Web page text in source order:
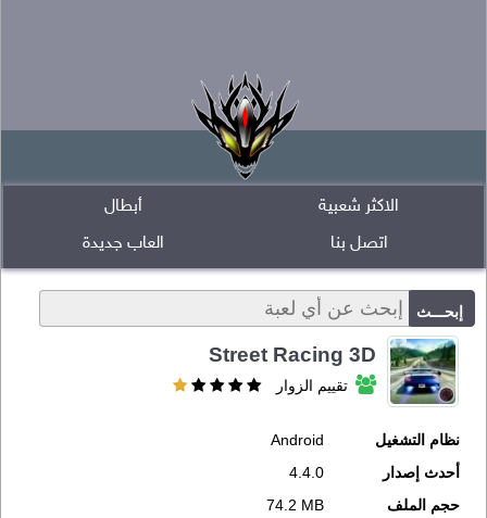
أبطال
الاكثر شعبية
العاب جديدة
اتصل بنا
Street Racing 3D
تقييم الزوار
نظام التشغيل
Android
أحدث إصدار
4.4.0
حجم الملف
74.2 MB